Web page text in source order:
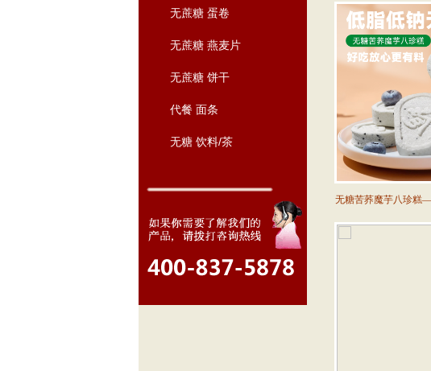
无蔗糖 蛋卷
无蔗糖 燕麦片
无蔗糖 饼干
代餐 面条
无糖 饮料/茶
无糖苦荞魔芋八珍糕